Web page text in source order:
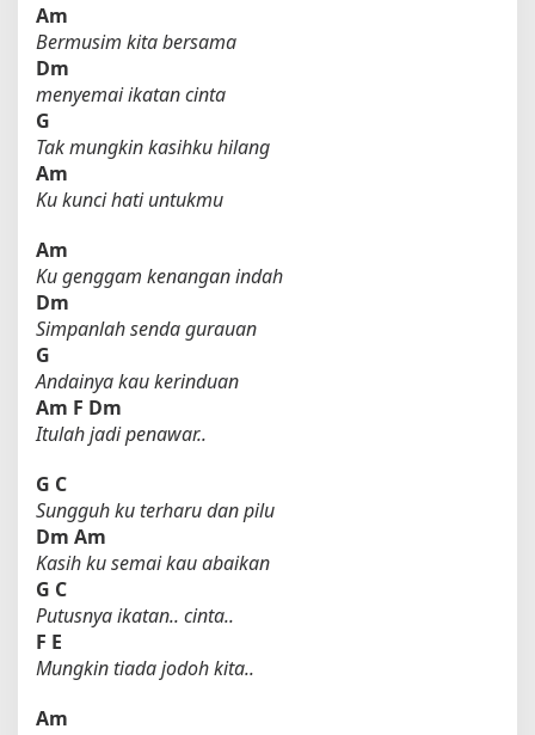
Am
Bermusim kita bersama
Dm
menyemai ikatan cinta
G
Tak mungkin kasihku hilang
Am
Ku kunci hati untukmu
Am
Ku genggam kenangan indah
Dm
Simpanlah senda gurauan
G
Andainya kau kerinduan
Am F Dm
Itulah jadi penawar..
G C
Sungguh ku terharu dan pilu
Dm Am
Kasih ku semai kau abaikan
G C
Putusnya ikatan.. cinta..
F E
Mungkin tiada jodoh kita..
Am